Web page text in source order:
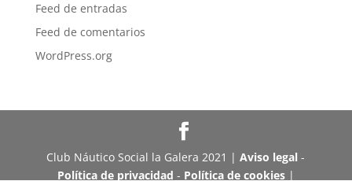
Feed de entradas
Feed de comentarios
WordPress.org
Club Náutico Social la Galera 2021 |Aviso legal-
Política de privacidad - Política de cookies |